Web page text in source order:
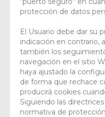
protección de datos
El Usuario debe dar su
indicación en contrario,
también los
navegación en el sitio
haya ajustado la
de forma que rechace
producirá cookies
Siguiendo las
normativa de